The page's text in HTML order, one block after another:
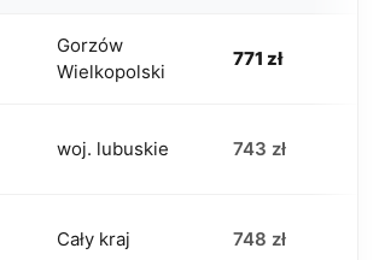
Gorzów
Wielkopolski
771 zł
woj. lubuskie 743 zł
Cały kraj 748 zł